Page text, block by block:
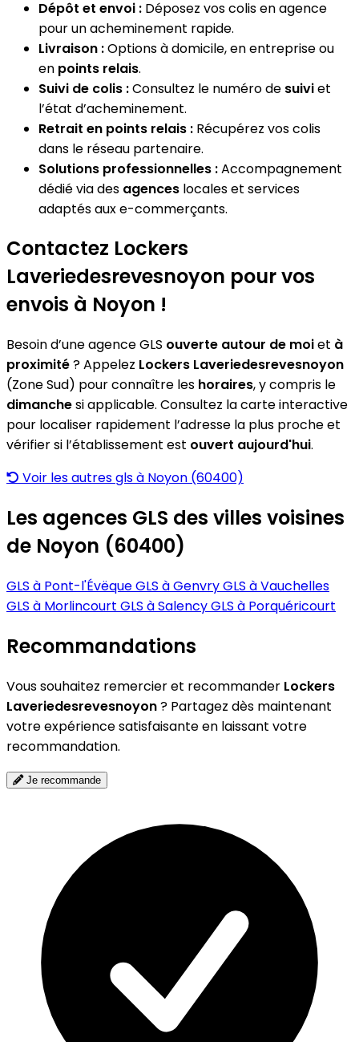
Dépôt et envoi : Déposez vos colis en agence
pour un acheminement rapide.
Livraison :Options à domicile, en entreprise ou
en points relais.
Suivi de colis :Consultez le numéro de suiviet
l’état d’acheminement.
Retrait en points relais : Récupérez vos colis
dans le réseau partenaire.
Solutions professionnelles :Accompagnement
dédié via des agences locales et services
adaptés aux e-commerçants.
Contactez Lockers
Laveriedesrevesnoyon pour vos
envois à Noyon !
Besoin d’une agence GLS ouverte autour de moiet à
proximité? Appelez Lockers Laveriedesrevesnoyon
(Zone Sud) pour connaître les horaires, y compris le
dimanchesi applicable. Consultez la carte interactive
pour localiser rapidement l’adresse la plus proche et
vérifier si l’établissement est ouvert aujourd'hui.
Voir les autres gls à Noyon (60400)
Les agences GLS des villes voisines
de Noyon (60400)
GLS à Pont-l'ÉvëqueGLS à GenvryGLS à Vauchelles
GLS à Morlincourt GLS à SalencyGLS à Porquéricourt
Recommandations
Vous souhaitez remercier et recommander Lockers
Laveriedesrevesnoyon? Partagez dès maintenant
votre expérience satisfaisante en laissant votre
recommandation.
Je recommande